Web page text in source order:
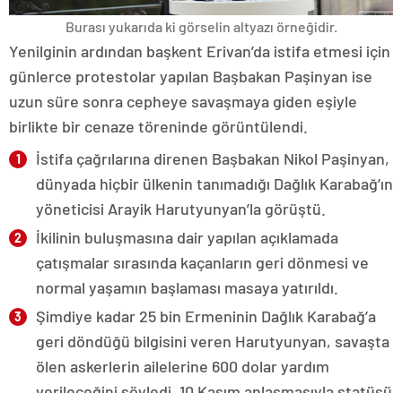
Burası yukarıda ki görselin altyazı örneğidir.
Yenilginin ardından başkent Erivan’da istifa etmesi için
günlerce protestolar yapılan Başbakan Paşinyan ise
uzun süre sonra cepheye savaşmaya giden eşiyle
birlikte bir cenaze töreninde görüntülendi.
İstifa çağrılarına direnen Başbakan Nikol Paşinyan,
dünyada hiçbir ülkenin tanımadığı Dağlık Karabağ’ın
yöneticisi Arayik Harutyunyan’la görüştü.
İkilinin buluşmasına dair yapılan açıklamada
çatışmalar sırasında kaçanların geri dönmesi ve
normal yaşamın başlaması masaya yatırıldı.
Şimdiye kadar 25 bin Ermeninin Dağlık Karabağ’a
geri döndüğü bilgisini veren Harutyunyan, savaşta
ölen askerlerin ailelerine 600 dolar yardım